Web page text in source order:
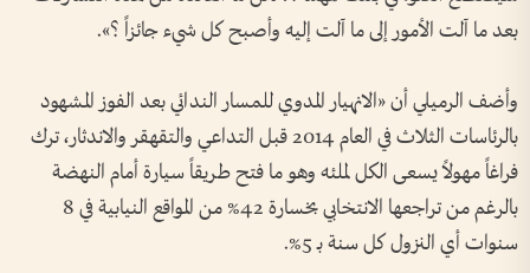
بعد ما آلت الأمور إلى ما آلت إليه وأصبح كل شيء جائزاً ؟».
وأضف الرميلي أن «الانهيار المدوي للمسار الندائي بعد الفوز المشهود
بالرئاسات الثلاث في العام 2014 قبل التداعي والتقهقر والاندثار، ترك
فراغاً مهولاً يسعى الكل لملئه وهو ما فتح طريقاً سيارة أمام النهضة
بالرغم من تراجعها الانتخابي بخسارة 42% من المواقع النيابية في 8
سنوات أي النزول كل سنة بـ 5%.